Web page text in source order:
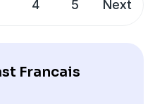
4 5 Next
Francais